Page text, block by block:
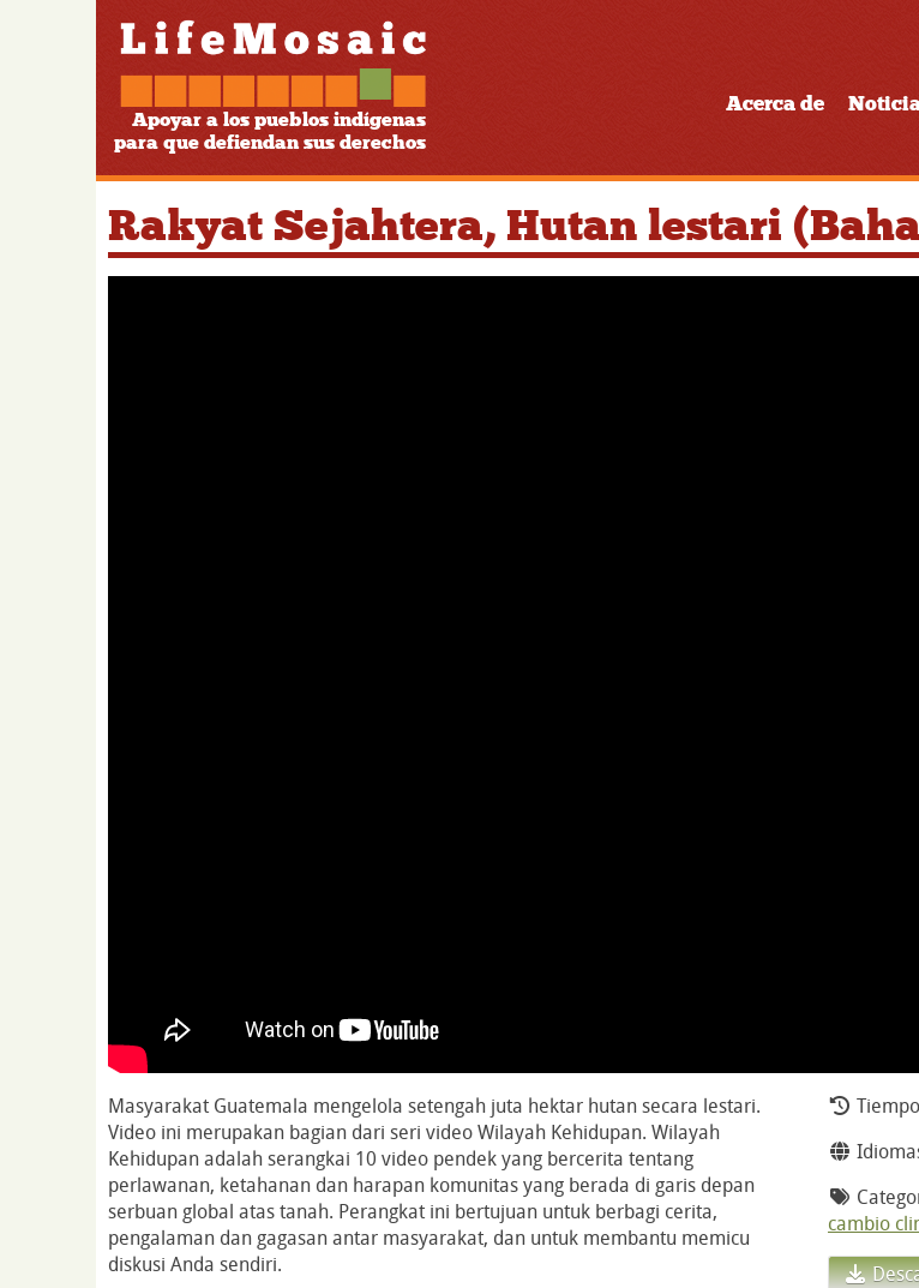
Apoyar a los pueblos indígenas
para que defiendan sus derechos
Acerca de
Rakyat Sejahtera, Hutan lestari
Masyarakat Guatemala mengelola setengah juta hektar hutan secara lestari.
Video ini merupakan bagian dari seri video Wilayah Kehidupan. Wilayah
Kehidupan adalah serangkai 10 video pendek yang bercerita tentang
perlawanan, ketahanan dan harapan komunitas yang berada di garis depan
serbuan global atas tanah. Perangkat ini bertujuan untuk berbagi cerita,
pengalaman dan gagasan antar masyarakat, dan untuk membantu memicu
diskusi Anda sendiri.
cambio